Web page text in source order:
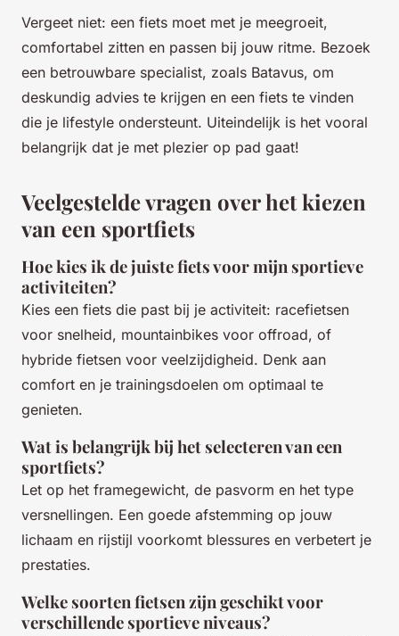
Vergeet niet: een fiets moet met je meegroeit,
comfortabel zitten en passen bij jouw ritme. Bezoek
een betrouwbare specialist, zoals Batavus, om
deskundig advies te krijgen en een fiets te vinden
die je lifestyle ondersteunt. Uiteindelijk is het vooral
belangrijk dat je met plezier op pad gaat!
Veelgestelde vragen over het kiezen
van een sportfiets
Hoe kies ik de juiste fiets voor mijn sportieve
activiteiten?
Kies een fiets die past bij je activiteit: racefietsen
voor snelheid, mountainbikes voor offroad, of
hybride fietsen voor veelzijdigheid. Denk aan
comfort en je trainingsdoelen om optimaal te
genieten.
Wat is belangrijk bij het selecteren van een
sportfiets?
Let op het framegewicht, de pasvorm en het type
versnellingen. Een goede afstemming op jouw
lichaam en rijstijl voorkomt blessures en verbetert je
prestaties.
Welke soorten fietsen zijn geschikt voor
verschillende sportieve niveaus?